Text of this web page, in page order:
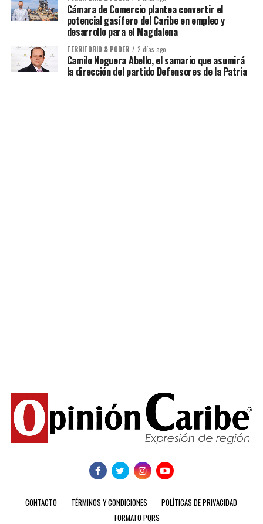
Cámara de Comercio plantea convertir el
potencial gasífero del Caribe en empleo y
desarrollo para el Magdalena
TERRITORIO & PODER 2 días ago
Camilo Noguera Abello, el samario que asumirá
la dirección del partido Defensores de la Patria
CONTACTO TÉRMINOS Y CONDICIONES
POLÍTICAS DE PRIVACIDAD
FORMATO PQRS